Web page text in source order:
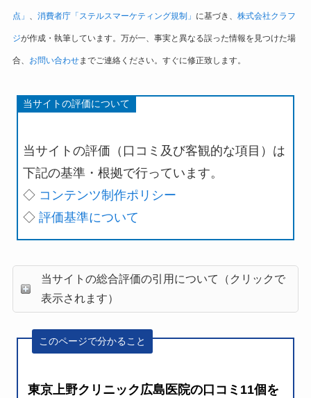
点」 、 消費者庁「ステルスマーケティング規制」 に基づき、 株式会社クラフ
ジが作成・執筆しています。万が一、事実と異なる誤った情報を見つけた場
合、 お問い合わせまでご連絡ください。すぐに修正致します。
当サイトの評価について
当サイトの評価（口コミ及び客観的な項目）は
下記の基準・根拠で行っています。
◇ コンテンツ制作ポリシー
◇評価基準について
当サイトの総合評価の引用について（クリックで
表示されます）
このページで分かること
東京上野クリニック広島医院の口コミ11個を